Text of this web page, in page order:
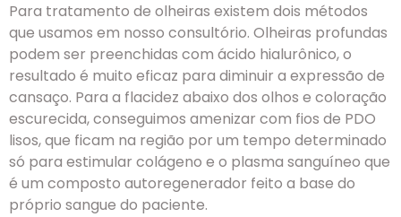
Para tratamento de olheiras existem dois métodos
que usamos em nosso consultório. Olheiras profundas
podem ser preenchidas com ácido hialurônico, o
resultado é muito eficaz para diminuir a expressão de
cansaço. Para a flacidez abaixo dos olhos e coloração
escurecida, conseguimos amenizar com fios de PDO
lisos, que ficam na região por um tempo determinado
só para estimular colágeno e o plasma sanguíneo que
é um composto autoregenerador feito a base do
próprio sangue do paciente.